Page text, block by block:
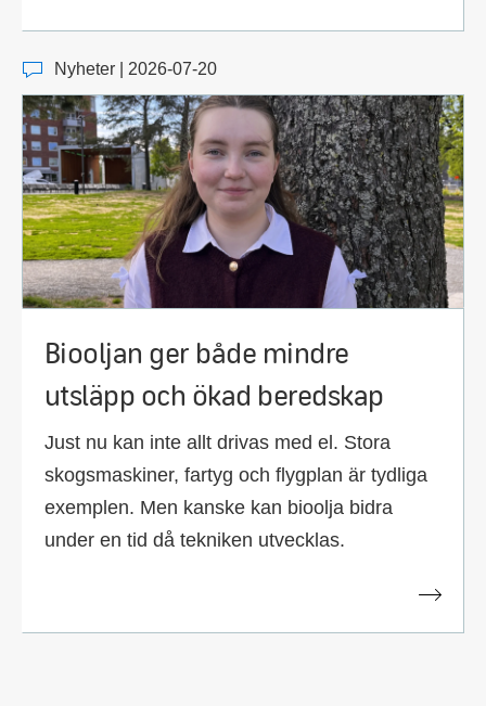
Nyheter | 2026-07-20
Biooljan ger både mindre
utsläpp och ökad beredskap
Just nu kan inte allt drivas med el. Stora
skogsmaskiner, fartyg och flygplan är tydliga
exemplen. Men kanske kan bioolja bidra
under en tid då tekniken utvecklas.